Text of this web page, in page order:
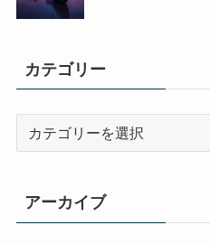
カテゴリー
ー
アーカイブ